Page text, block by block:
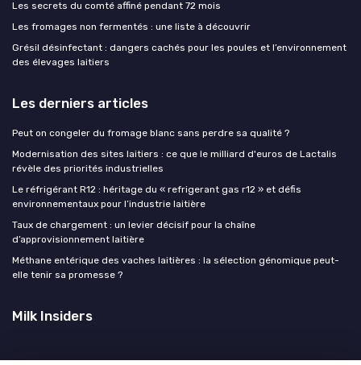
Les secrets du comté affiné pendant 72 mois
Les fromages non fermentés : une liste à découvrir
Grésil désinfectant : dangers cachés pour les poules et l’environnement
des élevages laitiers
Les derniers articles
Peut on congeler du fromage blanc sans perdre sa qualité ?
Modernisation des sites laitiers : ce que le milliard d'euros de Lactalis
révèle des priorités industrielles
Le réfrigérant R12 : héritage du « refrigerant gas r12 » et défis
environnementaux pour l’industrie laitière
Taux de chargement : un levier décisif pour la chaîne
d’approvisionnement laitière
Méthane entérique des vaches laitières : la sélection génomique peut-
elle tenir sa promesse ?
Milk Insiders